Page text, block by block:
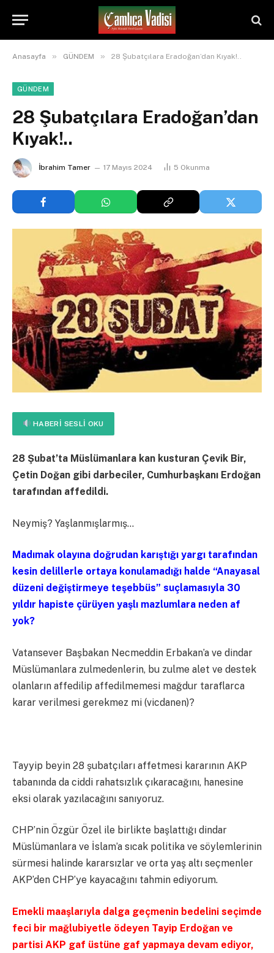
Anasayfa » GÜNDEM » 28 Şubatçılara Eradoğan’dan Kıyak!..
GÜNDEM
28 Şubatçılara Eradoğan’dan
Kıyak!..
İbrahim Tamer 17 Mayıs 2024 5 Okunma
HABERI SESLI OKU
28 Şubat’ta Müslümanlara kan kusturan Çevik Bir,
Çetin Doğan gibi darbeciler, Cumhurbaşkanı Erdoğan
tarafından affedildi.
Neymiş? Yaşlanmışlarmış…
Madımak olayına doğrudan karıştığı yargı tarafından
kesin delillerle ortaya konulamadığı halde “Anayasal
düzeni değiştirmeye teşebbüs” suçlamasıyla 30
yıldır hapiste çürüyen yaşlı mazlumlara neden af
yok?
Vatansever Başbakan Necmeddin Erbakan’a ve dindar
Müslümanlara zulmedenlerin, bu zulme alet ve destek
olanların affedilip affedilmemesi mağdur taraflarca
karar verilmesi gerekmez mi (vicdanen)?
Tayyip beyin 28 şubatçıları affetmesi kararının AKP
tabanında da ciddi rahatsızlık çıkaracağını, hanesine
eksi olarak yazılacağını sanıyoruz.
CHP’nin Özgür Özel ile birlikte başlattığı dindar
Müslümanlara ve İslam’a sıcak politika ve söylemlerinin
sürmesi halinde kararsızlar ve orta yaş altı seçmenler
AKP’den CHP’ye kayacağını tahmin ediyorum.
Emekli maaşlarıyla dalga geçmenin bedelini seçimde
feci bir mağlubiyetle ödeyen Tayip Erdoğan ve
partisi AKP gaf üstüne gaf yapmaya devam ediyor,